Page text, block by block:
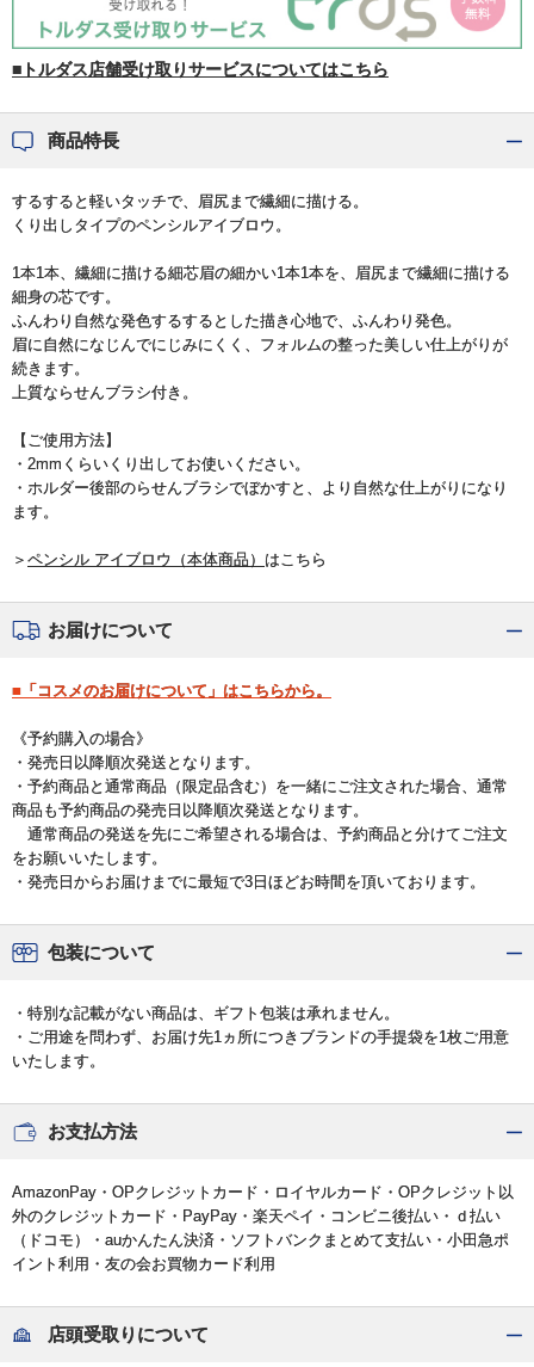
■トルダス店舗受け取りサービスについてはこちら
商品特長
するすると軽いタッチで、眉尻まで繊細に描ける。
くり出しタイプのペンシルアイブロウ。
1本1本、繊細に描ける細芯眉の細かい1本1本を、眉尻まで繊細に描ける
細身の芯です。
ふんわり自然な発色するするとした描き心地で、ふんわり発色。
眉に自然になじんでにじみにくく、フォルムの整った美しい仕上がりが
続きます。
上質ならせんブラシ付き。
【ご使用方法】
・2mmくらいくり出してお使いください。
・ホルダー後部のらせんブラシでぼかすと、より自然な仕上がりになり
ます。
＞ ペンシル アイブロウ（本体商品） はこちら
お届けについて
■「コスメのお届けについて」はこちらから。
《予約購入の場合》
・発売日以降順次発送となります。
・予約商品と通常商品（限定品含む）を一緒にご注文された場合、通常
商品も予約商品の発売日以降順次発送となります。
通常商品の発送を先にご希望される場合は、予約商品と分けてご注文
をお願いいたします。
・発売日からお届けまでに最短で3日ほどお時間を頂いております。
包装について
・特別な記載がない商品は、ギフト包装は承れません。
・ご用途を問わず、お届け先1ヵ所につきブランドの手提袋を1枚ご用意
いたします。
お支払方法
AmazonPay・OPクレジットカード・ロイヤルカード・OPクレジット以
外のクレジットカード・PayPay・楽天ペイ・コンビニ後払い・ｄ払い
（ドコモ）・auかんたん決済・ソフトバンクまとめて支払い・小田急ポ
イント利用・友の会お買物カード利用
店頭受取りについて